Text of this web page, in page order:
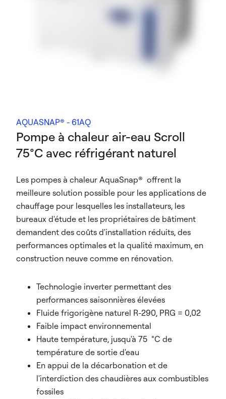
AQUASNAP® - 61AQ
Pompe à chaleur air-eau Scroll
75°C avec réfrigérant naturel
Les pompes à chaleur AquaSnap® offrent la
meilleure solution possible pour les applications de
chauffage pour lesquelles les installateurs, les
bureaux d'étude et les propriétaires de bâtiment
demandent des coûts d'installation réduits, des
performances optimales et la qualité maximum, en
construction neuve comme en rénovation.
Technologie inverter permettant des
performances saisonnières élevées
Fluide frigorigène naturel R-290, PRG = 0,02
Faible impact environnemental
Haute température, jusqu'à 75 °C de
température de sortie d'eau
En appui de la décarbonation et de
l'interdiction des chaudières aux combustibles
fossiles